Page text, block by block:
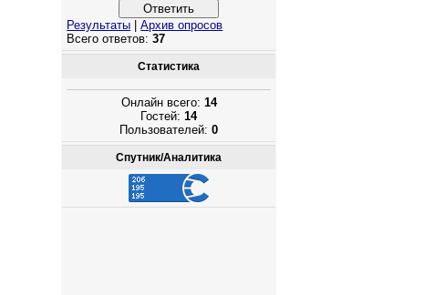
Результаты |Архив опросов
Всего ответов:37
Статистика
Онлайн всего: 14
Гостей:14
Пользователей:0
Спутник/Аналитика